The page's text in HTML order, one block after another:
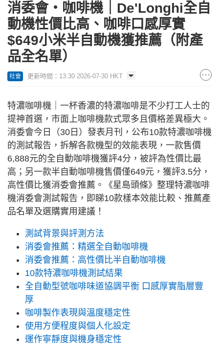
消委會‧咖啡機｜De'Longhi全自
動機性價比高、咖啡口感厚實
$649小米半自動機獲推薦（附產
品全名單）
社會 更新時間：13:30 2026-07-30 HKT
特濃咖啡機｜一杯香濃的特濃咖啡是不少打工人士的
提神首選，市面上咖啡機款式眾多且價格差異極大。
消委會今日（30日）發表月刊，公布10款特濃咖啡機
的測試報告，拆解各款機型的效能表現，一款售價
6,888元的全自動咖啡機獲評4分，被評為性價比最
高；另一款半自動咖啡機售價僅649元，獲評3.5分，
高性價比獲消委會推薦。《星島頭條》整理特濃咖啡
機消委會測試報告，即睇10款樣本效能比較、推薦產
品名單及選購實用建議！
測試背景與評測方法
消委會推薦：精選全自動咖啡機
消委會推薦：高性價比半自動咖啡機
10款特濃咖啡機測試結果
全自動型號咖啡味道協調平衡 口感厚實脂層豐
厚
咖啡製作表現與溫度穩定性
使用方便程度與個人化設定
運作寧靜度與機身穩定性